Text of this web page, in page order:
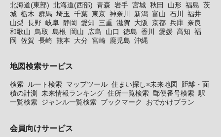
北海道(東部) 北海道(西部) 青森 岩手 宮城 秋田 山形 福島 茨
城 栃木 群馬 埼玉 千葉 東京 神奈川 新潟 富山 石川
福井
山梨 長野 岐阜 静岡 愛知 三重 滋賀 大阪 京都 兵庫 奈良
和歌山
鳥取 島根 岡山 広島 山口 徳島 香川 愛媛 高知 福
岡 佐賀 長崎 熊本 大分 宮崎 鹿児島 沖縄
地図検索サービス
検索 ルート検索 マップツール 住まい探し×未来地図
距離・面
積の計測
未来情報ランキング 住所一覧検索 郵便番号検索 駅
一覧検索 ジャンル一覧検索 ブックマーク おでかけプラン
会員向けサービス